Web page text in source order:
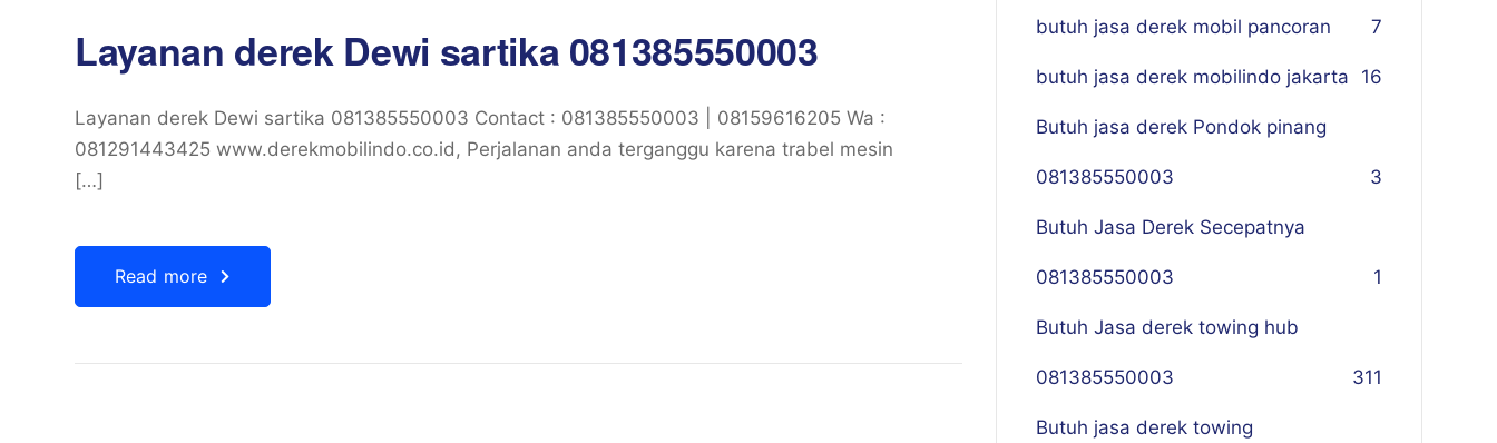
Layanan derek Dewi sartika 081385550003
Layanan derek Dewi sartika 081385550003 Contact : 081385550003 | 08159616205 Wa :
081291443425 www.derekmobilindo.co.id, Perjalanan anda terganggu karena trabel mesin
[…]
Read more
butuh jasa derek mobil pancoran 7
butuh jasa derek mobilindo jakarta 16
Butuh jasa derek Pondok pinang
081385550003 3
Butuh Jasa Derek Secepatnya
081385550003 1
Butuh Jasa derek towing hub
081385550003 311
Butuh jasa derek towing